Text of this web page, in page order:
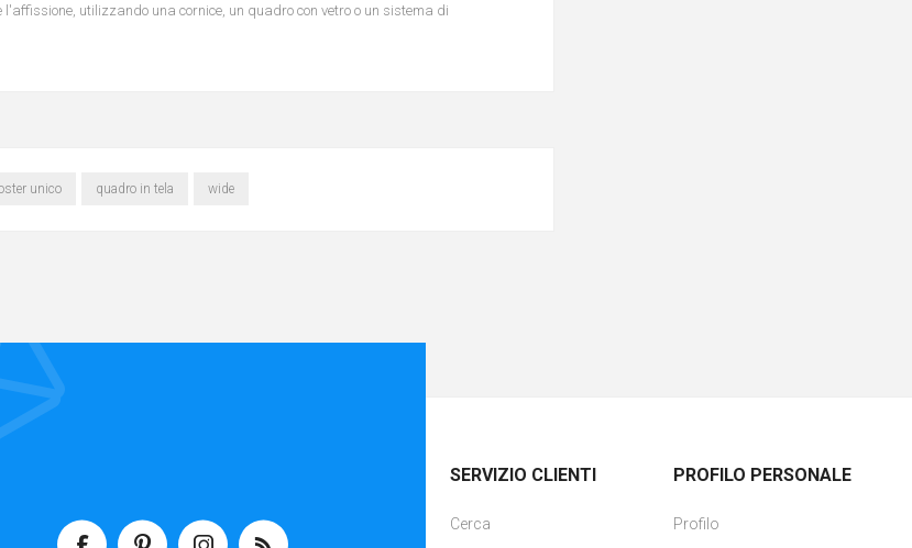
utilizzando una cornice, un quadro con vetro o un sistema di
unico quadro in tela wide
SERVIZIO CLIENTI
Cerca
PROFILO PERSONALE
Profilo